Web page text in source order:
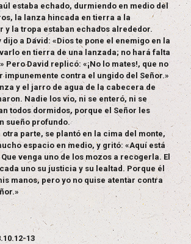
estaba echado, durmiendo en medio del
la lanza hincada en tierra a la
y la tropa estaban echados alrededor.
dijo a David: «Dios te pone el enemigo en la
en tierra de una lanzada; no hará falta
Pero David replicó: «¡No lo mates!, que no
impunemente contra el ungido del Señor.»
y el jarro de agua de la cabecera de
Nadie los vio, ni se enteró, ni se
todos dormidos, porque el Señor les
sueño profundo.
otra parte, se plantó en la cima del monte,
espacio en medio, y gritó: «Aquí está
venga uno de los mozos a recogerla. El
uno su justicia y su lealtad. Porque él
manos, pero yo no quise atentar contra
13